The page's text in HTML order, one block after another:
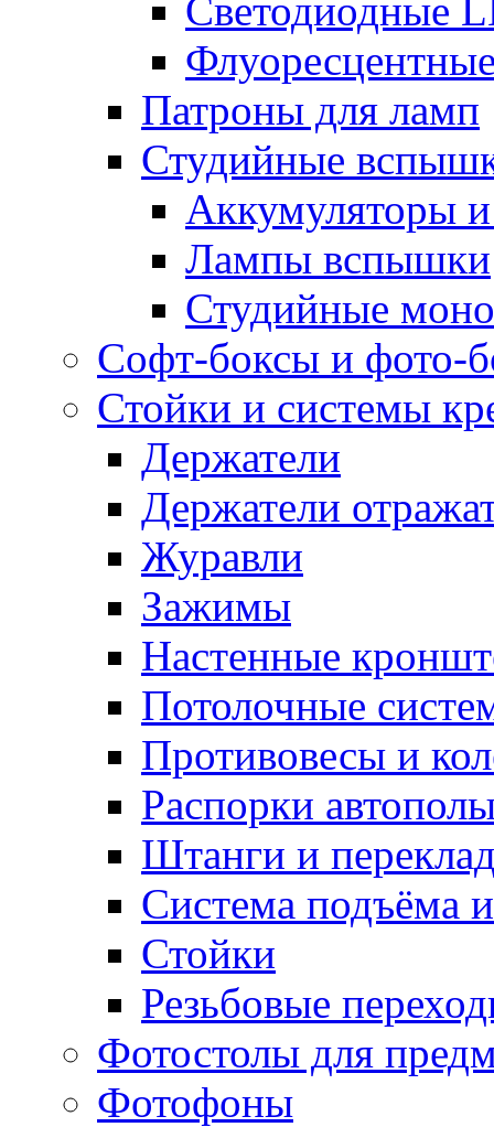
Светодиодные
Патроны для ламп
Студийные
Аккумуляторы
Лампы вспышки
Студийные
Софт-боксы и фото-
Стойки и системы
Держатели
Держатели
Журавли
Зажимы
Настенные
Потолочные
Противовесы и
Распорки
Штанги и
Система подъёма
Стойки
Резьбовые
Фотостолы для
Фотофоны